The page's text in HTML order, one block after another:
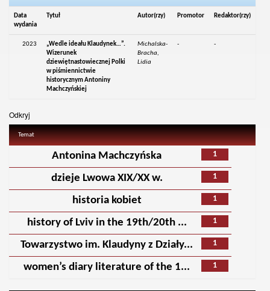
Data
wydania
Tytuł Autor(rzy) Promotor Redaktor(rzy)
2023
„Wedle ideału Klaudynek…”.
Wizerunek
dziewiętnastowiecznej Polki
w piśmiennictwie
historycznym Antoniny
Machczyńskiej
Michalska-
Bracha,
Lidia
- -
Odkryj
Temat
1
Antonina Machczyńska
1
dzieje Lwowa XIX/XX w.
1
historia kobiet
1
history of Lviv in the 19th/20th ...
1
Towarzystwo im. Klaudyny z Działy...
1
women’s diary literature of the 1...